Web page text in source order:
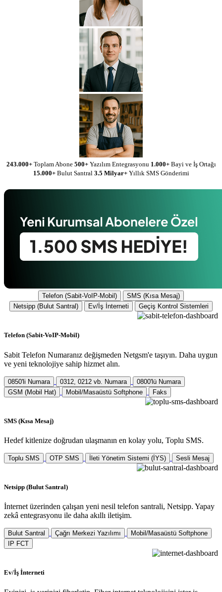
243.000+ Toplam Abone 500+ Yazılım Entegrasyonu 1.000+ Bayi ve İş Ortağı
15.000+ Bulut Santral 3.5 Milyar+ Yıllık SMS Gönderimi
Telefon (Sabit-VoIP-Mobil)
SMS (Kısa Mesaj)
Netsipp (Bulut Santral)
Ev/İş İnterneti Geçiş Kontrol Sistemleri
Telefon (Sabit-VoIP-Mobil)
Sabit Telefon Numaranız değişmeden Netgsm'e taşıyın. Daha uygun
ve yeni teknolojiye sahip hizmet alın.
0850'li Numara 0312, 0212 vb. Numara
0800'lü Numara
GSM (Mobil Hat)
Mobil/Masaüstü Softphone Faks
SMS (Kısa Mesaj)
Hedef kitlenize doğrudan ulaşmanın en kolay yolu, Toplu SMS.
Toplu SMS OTP SMS İleti Yönetim Sistemi (İYS) Sesli Mesaj
Netsipp (Bulut Santral)
İnternet üzerinden çalışan yeni nesil telefon santrali, Netsipp. Yapay
zekâ entegrasyonu ile daha akıllı iletişim.
Bulut Santral Çağrı Merkezi Yazılımı
Mobil/Masaüstü Softphone
IP FCT
Ev/İş İnterneti